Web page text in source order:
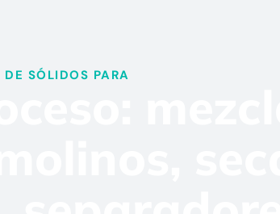
SÓLIDOS PARA​